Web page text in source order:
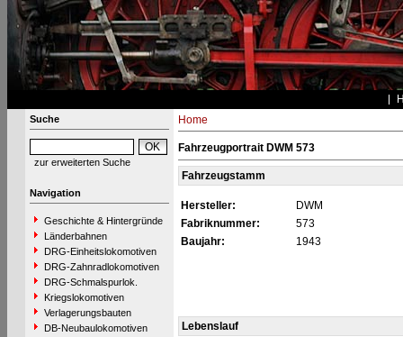
Suche
zur erweiterten Suche
Navigation
Geschichte & Hintergründe
Länderbahnen
DRG-Einheitslokomotiven
DRG-Zahnradlokomotiven
DRG-Schmalspurlok.
Kriegslokomotiven
Verlagerungsbauten
DB-Neubaulokomotiven
Home
Fahrzeugportrait DWM 573
Fahrzeugstamm
Hersteller:
DWM
Fabriknummer:
573
Baujahr:
1943
Lebenslauf